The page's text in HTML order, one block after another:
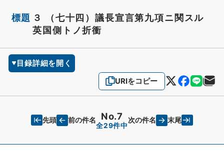
標題 ３ （七十四）議長宣言第九項ニ関スル
英国側トノ折衝
目録詳細を開く
URIをコピー
先頭 前の件名 No.7
全29件中
次の件名 末尾